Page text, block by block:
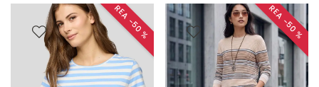
REA −50 % REA −50 %